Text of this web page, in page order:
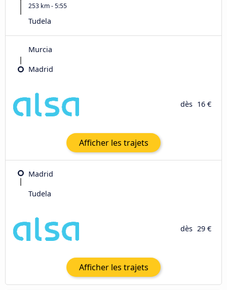
253 km - 5:55
Tudela
Murcia
Madrid
dès 16 €
Afficher les trajets
Madrid
Tudela
dès 29 €
Afficher les trajets